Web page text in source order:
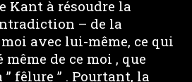
Kant à résoudre la
– de la
avec lui-même, ce qui
de ce moi , que
” fêlure ” . Pourtant, la